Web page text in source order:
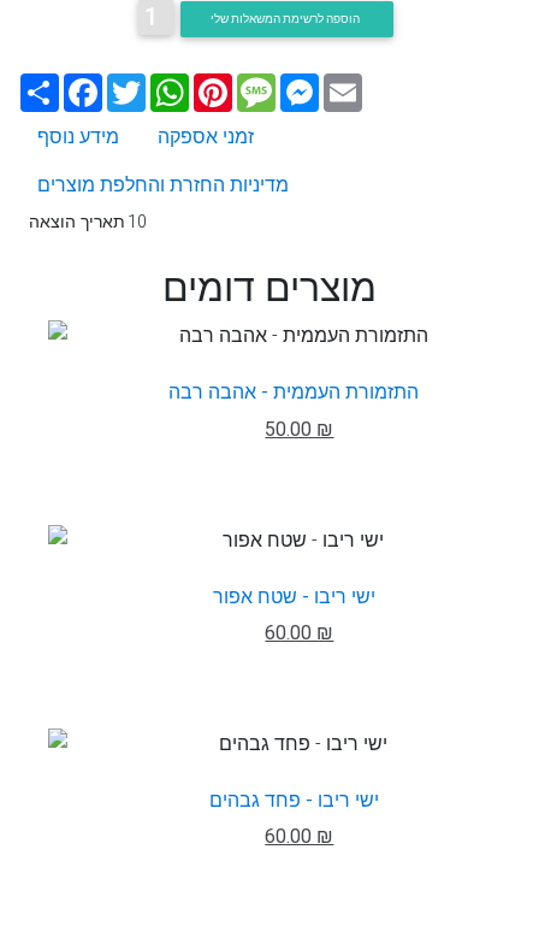
1
שתף Facebook
TwitterWhatsApp
PinterestMessageMessenger
מידע נוסף
זמני אספקה
מדיניות החזרת והחלפת מוצרים
תאריך הוצאה 10
מוצרים דומים
התזמורת העממית - אהבה רבה
50.00 ₪
ישי ריבו - שטח אפור
60.00 ₪
ישי ריבו - פחד גבהים
60.00 ₪